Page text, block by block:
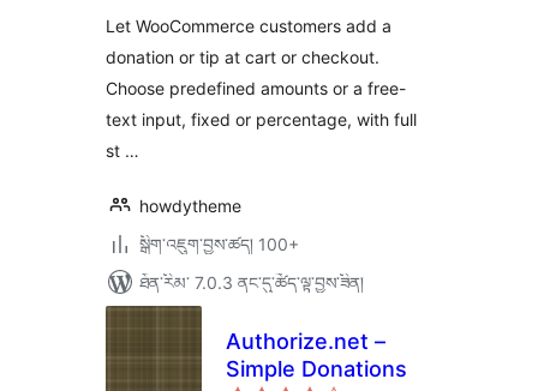
ཚང་།
Let WooCommerce customers add a
donation or tip at cart or checkout.
Choose predefined amounts or a free-
text input, fixed or percentage, with full
st …
howdytheme
སྒྲིག་འཇུག་བྱས་ཚད། 100+
ཐོན་རིམ་ 7.0.3 ནང་དུ་ཚོད་ལྟ་བྱས་ཟིན།
Authorize.net –
Simple Donations